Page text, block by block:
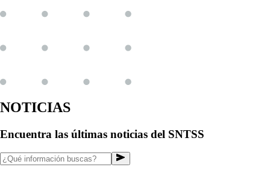
NOTICIAS
Encuentra las últimas noticias del SNTSS